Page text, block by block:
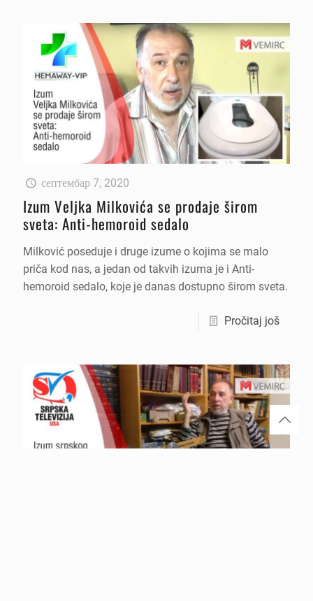
септембар 7, 2020
Izum Veljka Milkovića se prodaje širom
sveta: Anti-hemoroid sedalo
Milković poseduje i druge izume o kojima se malo
priča kod nas, a jedan od takvih izuma je i Anti-
hemoroid sedalo, koje je danas dostupno širom sveta.
Pročitaj još